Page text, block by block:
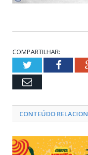
COMPARTILHAR:
Twitter
Email
CONTEÚDO